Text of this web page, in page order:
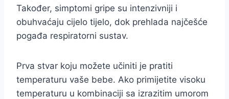
Također, simptomi gripe su intenzivniji i
obuhvaćaju cijelo tijelo, dok prehlada najčešće
pogađa respiratorni sustav.
Prva stvar koju možete učiniti je pratiti
temperaturu vaše bebe. Ako primijetite visoku
temperaturu u kombinaciji sa izrazitim umorom